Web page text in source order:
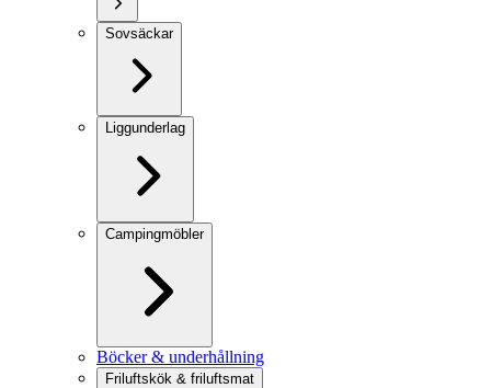
Sovsäckar
Liggunderlag
Campingmöbler
Böcker & underhållning
Friluftskök & friluftsmat